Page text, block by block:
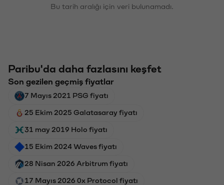
Bu tarih aralığı için veri bulunamadı.
Paribu'da daha fazlasını keşfet
Son gezilen geçmiş fiyatlar
7 Mayıs 2021 PSG fiyatı
25 Ekim 2025 Galatasaray fiyatı
31 may 2019 Holo fiyatı
15 Ekim 2024 Waves fiyatı
28 Nisan 2026 Arbitrum fiyatı
17 Mayıs 2026 0x Protocol fiyatı